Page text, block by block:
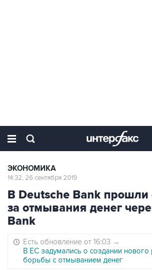
ЭКОНОМИКА
14:32, 26 сентября 2019
В Deutsche Bank прошли
за отмывания денег
Bank
Есть обновление от 16:03 →
В ЕС задумались о создании нового
борьбы с отмыванием денег